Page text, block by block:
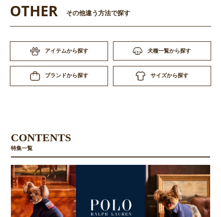
OTHER その他違う方法で探す
アイテムから探す 犬種一覧から探す
ブランドから探す サイズから探す
CONTENTS
特集一覧